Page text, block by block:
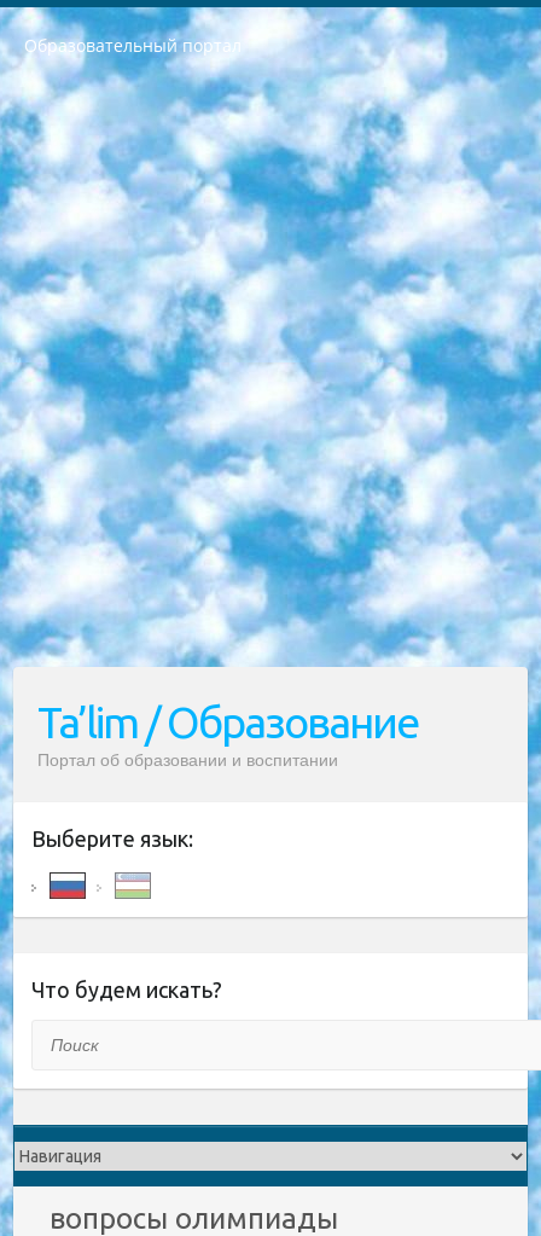
Образовательный портал
РЕСПУБЛИКА УЗБЕКИСТАН МИНИСТРЕРСТВО ДОШКОЛЬНОГО И ШКОЛЬНОГО ОБРАЗОВАНИЯ КОМАНДА в общеобразовательных учреждениях в 2023-2024 учебном году организация и проведение итоговой государственной аттестации обучающихся о Министра дошкольного и школьного образования Республики Узбекистан от 4 марта 2008 года (постановлением Минюста от 20 марта 2008 года № 1778 государственной регистрации) «Итоговое состояние учащихся общего среднего образования на основании положения об утверждении положения об аттестации общего среднего образования выпускной экзамен студентов в образовательных учреждениях в 2023-2024 учебном году В целях организации и прохождения аттестации приказываю: 1. Следующее: перечень предметов, по которым будет проводиться итоговая государственная аттестация и экзамен формы перевода согласно приложению 1; сертификаты международного образца, оценивающие уровень владения иностранными языками перечень согласно приложению 2; 2. Педагогический при специализированных образовательных учреждениях. научно-практический центр квалификации и международной оценки (Д.Давидова) 2024 г. До 25 марта: задания по предметам, по которым будет проводиться итоговая аттестация разработка и утверждение технических условий; итоговая аттестация на основании разработанного предметного задания разработка вопросов по предметам (устно и письменно), экзамен передача; общеобразовательные средние школы и специальные учебные заведения учащиеся выпускных классов школ и интернатов в агентской системе подготовка базы данных экзаменационных материалов и критериев оценки; перевод базы экзаменационных материалов на все языки обучения подать в Республиканский образовательный центр для изготовления; варианты экзаменов на основе разработанных контрольных материалов пусть будут поставлены задачи формирования. 3. Республиканский образовательный центр (Ш.Худайкулов) до 5 апреля 2024 года. до: база данных предоставленных экзаменационных материалов на все языки обучения перевод и экспертиза; для слепых, слабовидящих, глухих, слабослышащих и умственно отсталых детей учащиеся выпускных классов специализированных школ и школ-интернатов база данных экзаменационных материалов на всех преподаваемых языках подготовка критериев оценки; специализированные школы для умственно отсталых детей и технологии для учащихся выпускных классов школ-интернатов разработка соответствующих рекомендаций и критериев проведения ЕГЭ по естествознанию давать задания. 4. Педагогический при специализированных образовательных учреждениях. Научно-практический центр навыков и международной оценки (Д.Давидова), Республика образовательный центр (Худайкулов Ш.) итоговый государственный аттестационный экзамен ориентирован на творческое и логическое мышление при подготовке базы материалов учитывать введение заданий. 5. Следует отметить, что: сертификат государственного образца о знании общеобразовательного предмета и как минимум национальный уровень B1 по предметам на иностранных языках, указанным в Приложении 2. или международно признанный сертификат эквивалентного уровня студенты, изучающие определенный предмет, освобождаются от экзамена; по соответствующим предметам запланирована итоговая государственная аттестация за день до дня, путем жеребьевки Рабочей группой (в письменной форме по предметам, проводимым в форме) из числа сформированных вариантов выбрано 2 варианта; 2 выбранных варианта экзамена анонсированы на официальном сайте министерства и все выпускники по всей стране на основе этих вариантов проводит итоговую государственную аттестацию. 6. Государственное образование учащихся средних общеобразовательных учреждений. знания в соответствии с квалификационными требованиями, которые необходимо приобрести на основании стандартов итоговый (выпускной) контроль для 9 и 11 классов в целях тестирования Экзамены (далее – экзамены) состоят из предметов, перечисленных в приложении 1. будет сделано. 7. Экзамены пройдут с 26 мая по 15 июня 2024 г. (кроме науки физического воспитания). 8. Физическая для учащихся 9 классов общесредних образовательных учреждений. Экзамены по предмету «Образование, квалификация медицина» 1-6 мая 2024 года. сотрудники перевести под присмотр (с отклонениями в физическом или умственном развитии) специализированная школа для детей, школы-интернаты и со сколиозом школы-интернаты санаторного типа для больных детей исключены). 9. Он был слепым, слабовидящим и имел нарушения опорно-двигательного аппарата. экзамены в специализированных школах и интернатах для детей должны проводиться исходя из требований, предъявляемых к общеобразовательным учреждениям (физкультура кроме науки). 10. Специализированная школа для глухих и слабослышащих детей. и экзамены в интернатах и быть реализован в виде письменного теста по математике. 11. Специальность для умственно отсталых детей. Для 9 класса Родной язык и литературное письмо Государственный язык (язык обучения – узбекский). для неклассов) написано Математическое письмо Письменная/устная история Узбекистана Физическое воспитание практично Итоговый контроль Для 11 класса Написание родного языка и литературы (эссе) Математическое письмо Узбекский язык (обучение на узбекском языке) не посещающее общее среднее образование для учреждений)/Образовательное учреждение выбор письменный и устный Иностранный язык письменный/устный Письменная/устная история Узбекистана *По выбору студента:  Химия  Физика  Основы государственного права  География 10 бесплатных образовательных ресурсов - Мы составили подборку онлайн-проектов с интерактивными упражнениями, видеолекциями и статьями. Они помогут вам обрести новые и освежить старые знания бесплатно. 1. «ИНТУИТ» Старейшая образовательная площадка Рунета. Здесь вы найдёте сотни текстовых и видеокурсов на десятки различных тем — от программирования до психологии. Многие курсы подготовлены российскими университетами и крупными международными компаниями вроде Intel и Microsoft. Самостоятельное обучение бесплатное, но желающие могут оплатить услуги персональных наставников. 2. «Смартия» знакомит с актуальными профессиями и подсказывает, как им обучаться. Выбрав заинтересовавшую вас специальность — SMM-специалист, фотограф, веб-дизайнер или другую, — увидите список необходимых для неё умений. Чтобы вы могли освоить их самостоятельно, для каждого умения площадка отображает подборку ссылок на учебные материалы. Хотя «Смартия» ориентируется на русскоязычную аудиторию, часть контента всё же доступна только на английском. 3. «Лекторий Физтеха» Проект Московского физико-технического института (Физтеха). С его помощью вы можете смотреть онлайн серии лекций, записанные на видео в этом вузе. В числе доступных предметов — физика, биология, химия, информационные технологии и другие. К некоторым лекциям администрация ресурса прилагает готовые конспекты, которые можно скачивать в PDF-формате. 4. ITMOcourses Онлайн-площадка Санкт-Петербургского национального исследовательского университета информационных технологий, механики и оптики (ИТМО). Ресурс предоставляет свободный доступ к курсам, разработанным в этом вузе. Каталог материалов разбит на четыре категории: «Оптические системы и технологии», «Приборостроение и робототехника», «Информационные технологии» и «Биотехнологии». Курсы состоят из видеолекций, интерактивных демонстраций и заданий. 5. «КиберЛенинка» Электронная научная библиотека открытого доступа. Каталог площадки регулярно обрастает текстами статей из различных научных изданий. Сгруппированные по журналам и рубрикам публикации можно читать онлайн или скачивать целиком в PDF-формате. Проект нацелен на популяризацию науки за счёт открытого доступа к качественной информации. 6. «ПостНаука» На этом ресурсе публикуют подборки видеолекций, составленные экспертами из разных отраслей и объединённые общими темами. Среди них, к примеру, есть серии «Биоинформатика и геномика», «Культура средневековой Скандинавии» и Cinema Studies о теории кино. Каждая подборка лекций — логически связанная история, рассказанная экспертом от первого лица. Кроме того, на сайте появляются научно-образовательные статьи и тесты на разные темы. 7. «Newочём» Команда проекта «Newочём» отбирает самые интересные тексты из англоязычных СМИ и переводит те из них, за которые голосуют участники сообщества «ВКонтакте». По большей части это научно-популярные статьи. Редакторы придумывают лишь заголовки, в остальном содержание переводов соответствует оригиналам. Полные тексты можно читать прямо в социальной сети. 8. InternetUrok Онлайн-база материалов по основным дисциплинам школьной программы. Информация на сайте структурирована по классам, предметам и темам (урокам). Каждый урок состоит из видеолекций и конспектов. Есть также интерактивные тренажёры и тесты для закрепления пройденного материала. Даже если вы давно окончили школу, возможность повторить программу старших классов всегда может пригодиться. 9. Edutainme Ещё один ресурс об образовании. В отличие от Newtonew, как мне кажется, Edutainme больше ориентируется на представителей индустрии: педагогов, предпринимателей, разработчиков образовательных проектов. Но и любой, кто просто стремится к саморазвитию, найдёт на сайте много полезного и интересного для себя. Например, информацию о новых курсах и образовательных сервисах. 10. Newtonew Онлайн-медиа об образовании и обучении в широком смысле. Авторы Newtonew пишут об инструментах, заведениях, тактиках и стратегиях, которые помогают учить других и получать новые знания самостоятельно. На этой площадке вы найдёте новости, обзоры, аналитические мат
Ta’lim / Образование
Портал об образовании и воспитании
Выберите язык:
Что будем искать?
вопросы олимпиады